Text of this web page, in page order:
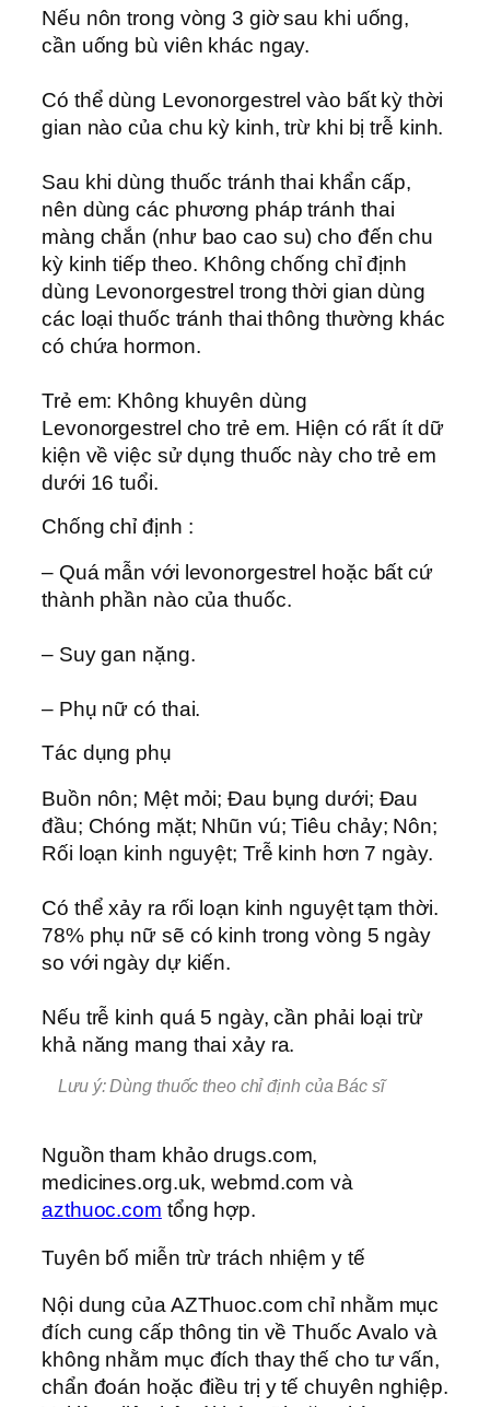
Nếu nôn trong vòng 3 giờ sau khi uống,
cần uống bù viên khác ngay.
Có thể dùng Levonorgestrel vào bất kỳ thời
gian nào của chu kỳ kinh, trừ khi bị trễ kinh.
Sau khi dùng thuốc tránh thai khẩn cấp,
nên dùng các phương pháp tránh thai
màng chắn (như bao cao su) cho đến chu
kỳ kinh tiếp theo. Không chống chỉ định
dùng Levonorgestrel trong thời gian dùng
các loại thuốc tránh thai thông thường khác
có chứa hormon.
Trẻ em: Không khuyên dùng
Levonorgestrel cho trẻ em. Hiện có rất ít dữ
kiện về việc sử dụng thuốc này cho trẻ em
dưới 16 tuổi.
Chống chỉ định :
– Quá mẫn với levonorgestrel hoặc bất cứ
thành phần nào của thuốc.
– Suy gan nặng.
– Phụ nữ có thai.
Tác dụng phụ
Buồn nôn; Mệt mỏi; Ðau bụng dưới; Ðau
đầu; Chóng mặt; Nhũn vú; Tiêu chảy; Nôn;
Rối loạn kinh nguyệt; Trễ kinh hơn 7 ngày.
Có thể xảy ra rối loạn kinh nguyệt tạm thời.
78% phụ nữ sẽ có kinh trong vòng 5 ngày
so với ngày dự kiến.
Nếu trễ kinh quá 5 ngày, cần phải loại trừ
khả năng mang thai xảy ra.
Lưu ý: Dùng thuốc theo chỉ định của Bác sĩ
Nguồn tham khảo drugs.com,
medicines.org.uk, webmd.com và
azthuoc.com tổng hợp.
Tuyên bố miễn trừ trách nhiệm y tế
Nội dung của AZThuoc.com chỉ nhằm mục
đích cung cấp thông tin về Thuốc Avalo và
không nhằm mục đích thay thế cho tư vấn,
chẩn đoán hoặc điều trị y tế chuyên nghiệp.